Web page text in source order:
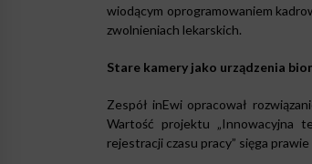
wiodącym oprogramowaniem
zwolnieniach lekarskich.
Stare kamery jako urządzenia
Zespół inEwi opracował
Wartość projektu „Innowacyjna
rejestracji czasu pracy” sięga prawie